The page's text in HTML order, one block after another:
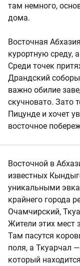
там немного,
дома.
Восточная
курортную среду,
Среди точек
Драндский
важно обилие
скучновато. Зато
Пицунде и хочет
восточное
Восточной в
известных
уникальными
крайнего города
Очамчирский,
Жители этих мест
Там пасутся
поля, а Ткуарчал
который